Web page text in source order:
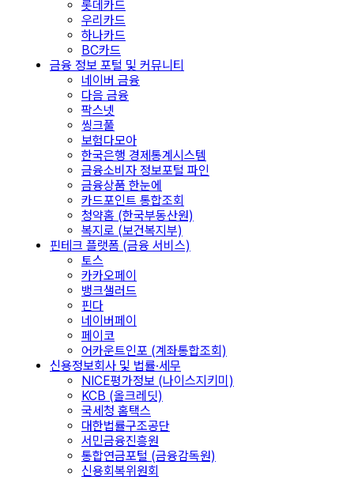
롯데카드
우리카드
하나카드
BC카드
금융 정보 포털 및 커뮤니티
네이버 금융
다음 금융
팍스넷
씽크풀
보험다모아
한국은행 경제통계시스템
금융소비자 정보포털 파인
금융상품 한눈에
카드포인트 통합조회
청약홈 (한국부동산원)
복지로 (보건복지부)
핀테크 플랫폼 (금융 서비스)
토스
카카오페이
뱅크샐러드
핀다
네이버페이
페이코
어카운트인포 (계좌통합조회)
신용정보회사 및 법률·세무
NICE평가정보 (나이스지키미)
KCB (올크레딧)
국세청 홈택스
대한법률구조공단
서민금융진흥원
통합연금포털 (금융감독원)
신용회복위원회